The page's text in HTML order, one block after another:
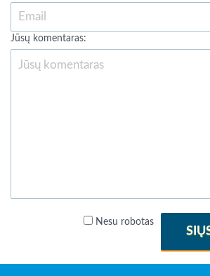
Jūsų komentaras:
Nesu robotas